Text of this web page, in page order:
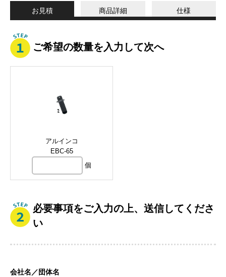
お見積 商品詳細 仕様
ご希望の数量を入力して次へ
アルインコ
EBC-65
個
必要事項をご入力の上、送信してくださ
い
会社名／団体名